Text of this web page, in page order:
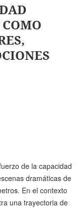
de la capacidad
dramáticas de
En el contexto
una trayectoria de